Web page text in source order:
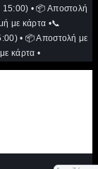
15:00) • 📦 Αποστολή
με κάρτα •📞
• 📦 Αποστολή με
κάρτα •